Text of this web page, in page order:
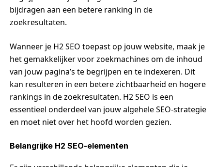
bijdragen aan een betere ranking in de
zoekresultaten.
Wanneer je H2 SEO toepast op jouw website, maak je
het gemakkelijker voor zoekmachines om de inhoud
van jouw pagina’s te begrijpen en te indexeren. Dit
kan resulteren in een betere zichtbaarheid en hogere
rankings in de zoekresultaten. H2 SEO is een
essentieel onderdeel van jouw algehele SEO-strategie
en moet niet over het hoofd worden gezien.
Belangrijke H2 SEO-elementen